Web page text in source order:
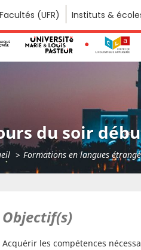
Université de Franche-Comté
Facultés (UFR) Instituts &
du soir
Formations en langues
Objectif(s)
Acquérir les compétences